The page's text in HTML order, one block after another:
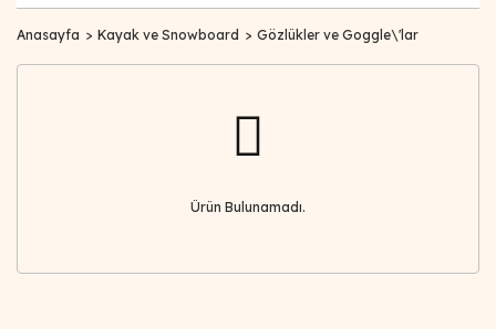
Anasayfa Kayak ve Snowboard Gözlükler ve Goggle\'lar
Ürün Bulunamadı.